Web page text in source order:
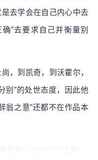
去学会在自己内心中去
”去要求自己并衡量别
，到凯奇，到沃霍尔，
别”的处世态度，因此他
翁之意”还都不在作品本